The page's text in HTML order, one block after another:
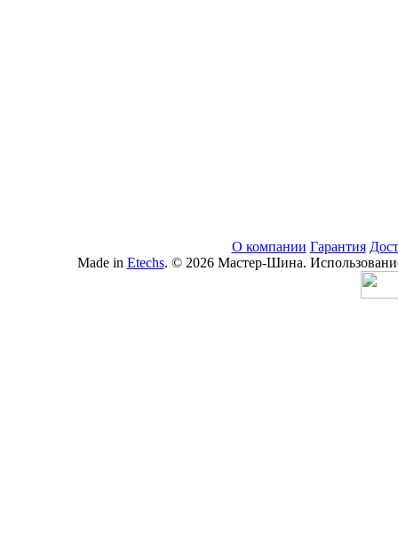
О компании Гарантия
Made in Etechs. © 2026 Мастер-Шина.